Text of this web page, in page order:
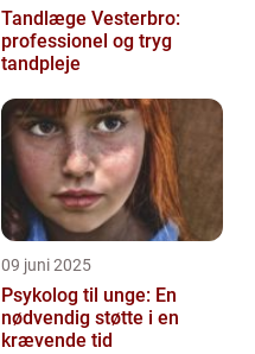
Tandlæge Vesterbro:
professionel og tryg
tandpleje
09 juni 2025
Psykolog til unge: En
nødvendig støtte i en
krævende tid